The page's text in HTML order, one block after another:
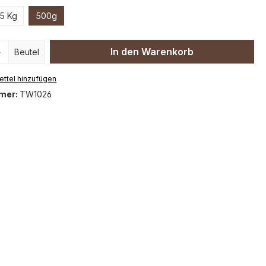
Kg 500g
Anzahl: Gib den gewünschten Wert
Beutel In den Warenkorb
hinzufügen
TW1026